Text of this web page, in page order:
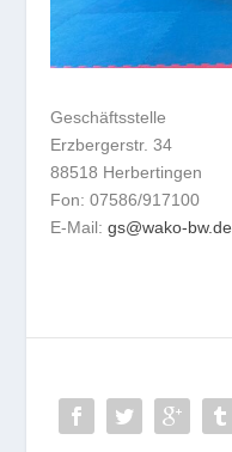
Geschäftsstelle
Erzbergerstr. 34
88518 Herbertingen
Fon: 07586/917100
E-Mail:gs@wako-bw.de